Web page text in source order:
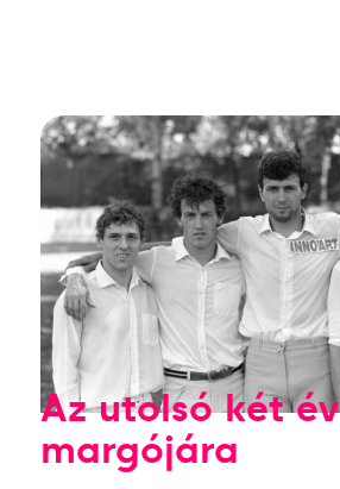
Az utolsó két év
margójára